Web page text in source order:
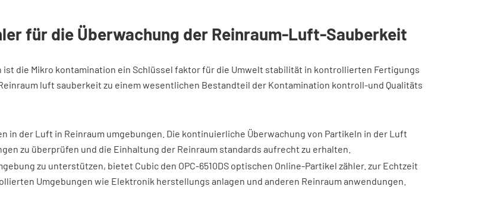
für die Überwachung der Reinraum-Luft-Sauberkeit
ist die Mikro kontamination ein Schlüssel faktor für die Umwelt stabilität in kontrollierten Fertigungs
luft sauberkeit zu einem wesentlichen Bestandteil der Kontamination kontroll-und Qualitäts
in der Luft in Reinraum umgebungen. Die kontinuierliche Überwachung von Partikeln in der Luft
zu überprüfen und die Einhaltung der Reinraum standards aufrecht zu erhalten.
zu unterstützen, bietet Cubic den OPC-6510DS optischen Online-Partikel zähler. zur Echtzeit
Umgebungen wie Elektronik herstellungs anlagen und anderen Reinraum anwendungen.